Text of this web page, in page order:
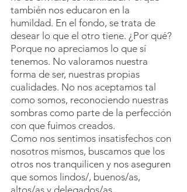
también nos educaron en la
humildad. En el fondo, se trata de
desear lo que el otro tiene. ¿Por qué?
Porque no apreciamos lo que sí
tenemos. No valoramos nuestra
forma de ser, nuestras propias
cualidades. No nos aceptamos tal
como somos, reconociendo nuestras
sombras como parte de la perfección
con que fuimos creados.
Como nos sentimos insatisfechos con
nosotros mismos, buscamos que los
otros nos tranquilicen y nos aseguren
que somos lindos/, buenos/as,